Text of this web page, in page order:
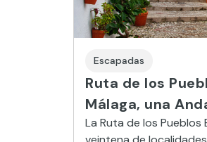
Escapadas
Ruta de los
Málaga, una
La Ruta de los Pueblos